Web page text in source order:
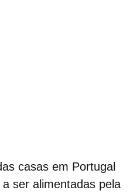
casas em Portugal
ser alimentadas pela